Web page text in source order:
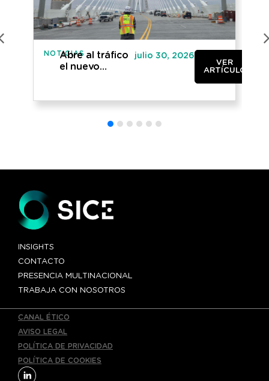
NOTICIAS
Abre al tráfico
el nuevo
entre Canadá y
julio 30, 2026
VER
ARTÍCULO
INSIGHTS
CONTACTO
PRESENCIA MULTINACIONAL
TRABAJA CON NOSOTROS
CANAL ÉTICO
AVISO LEGAL
POLÍTICA DE PRIVACIDAD
POLÍTICA DE COOKIES